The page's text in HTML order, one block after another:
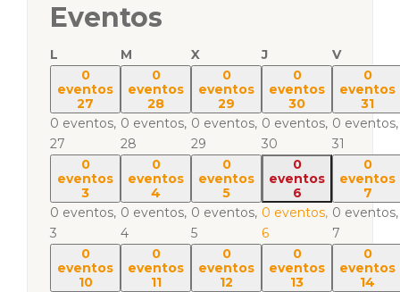
Eventos
L M X J
V
0
eventos
27
0 eventos,
27
0
eventos
28
0 eventos,
28
0
eventos
29
0 eventos,
29
0
eventos
30
0 eventos,
30
0
eventos
31
0 eventos,
31
0
eventos
3
0 eventos,
3
0
eventos
4
0 eventos,
4
0
eventos
5
0 eventos,
5
0
eventos
6
0 eventos,
6
0
eventos
7
0 eventos,
7
0
eventos
10
0
eventos
11
0
eventos
12
0
eventos
13
0
eventos
14